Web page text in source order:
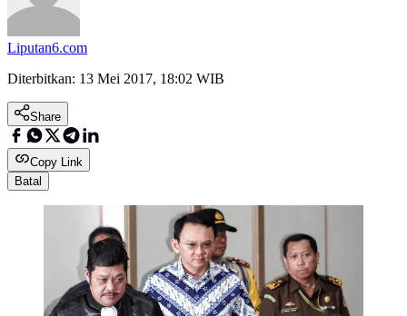
Liputan6.com
Diterbitkan: 13 Mei 2017, 18:02 WIB
Share
Copy Link
Batal